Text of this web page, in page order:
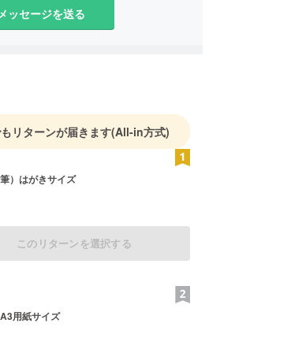
設立し現在は関東圏を中心とした派
職や就活の『瞬間』に立ち会える
の相談にも親身になってサポート
未来を共に築いていくことを信念と
ての方々がより楽に就職活動がで
え、クラウドファンディングを立
願い申し上げます。
メッセージを送る
リターンが届きます(All-in方式)
）はがきサイズ
このリターンを選択する
用紙サイズ